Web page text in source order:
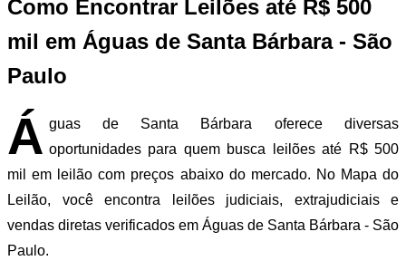
Como Encontrar Leilões até R$ 500
mil em Águas de Santa Bárbara - São
Paulo
Á guas de Santa Bárbara oferece diversas
oportunidades para quem busca leilões até R$ 500
mil em leilão com preços abaixo do mercado. No Mapa do
Leilão, você encontra leilões judiciais, extrajudiciais e
vendas diretas verificados em Águas de Santa Bárbara - São
Paulo.